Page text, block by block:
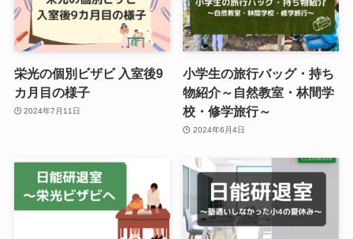
栄光の個別ビザビ 入室後9
カ月目の様子
2024年7月11日
小学生の旅行バッグ・持ち
物紹介～自然教室・林間学
校・修学旅行～
2024年6月4日